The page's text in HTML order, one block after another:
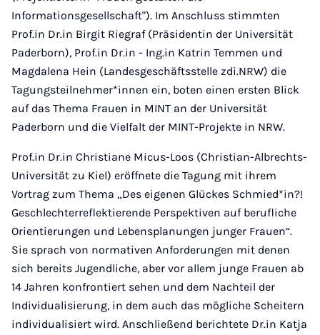
Informationsgesellschaft"). Im Anschluss stimmten
Prof.in Dr.in Birgit Riegraf (Präsidentin der Universität
Paderborn), Prof.in Dr.in - Ing.in Katrin Temmen und
Magdalena Hein (Landesgeschäftsstelle zdi.NRW) die
Tagungsteilnehmer*innen ein, boten einen ersten Blick
auf das Thema Frauen in MINT an der Universität
Paderborn und die Vielfalt der MINT-Projekte in NRW.
Prof.in Dr.in Christiane Micus-Loos (Christian-Albrechts-
Universität zu Kiel) eröffnete die Tagung mit ihrem
Vortrag zum Thema „Des eigenen Glückes Schmied*in?!
Geschlechterreflektierende Perspektiven auf berufliche
Orientierungen und Lebensplanungen junger Frauen“.
Sie sprach von normativen Anforderungen mit denen
sich bereits Jugendliche, aber vor allem junge Frauen ab
14 Jahren konfrontiert sehen und dem Nachteil der
Individualisierung, in dem auch das mögliche Scheitern
individualisiert wird. Anschließend berichtete Dr.in Katja